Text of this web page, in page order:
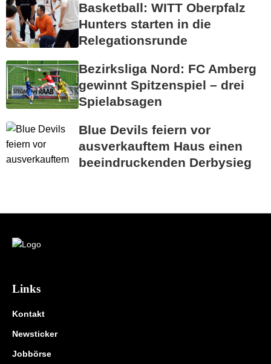
Basketball: WITT Oberpfalz
Hunters starten in die
Relegationsrunde
Bezirksliga Nord: FC Amberg
gewinnt Spitzenspiel – drei
Spielabsagen
Blue Devils feiern vor
ausverkauftem Haus einen
beeindruckenden Derbysieg
Links
Kontakt
Newsticker
Jobbörse